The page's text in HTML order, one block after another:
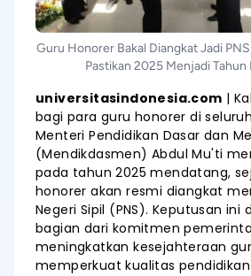
Guru Honorer Bakal Diangkat Jadi
Pastikan 2025 Menjadi Tahun
universitasindonesia.com |
bagi para guru honorer di
Menteri Pendidikan Dasar dan
(Mendikdasmen) Abdul Mu'ti
pada tahun 2025 mendatang,
honorer akan resmi diangkat
Negeri Sipil (PNS). Keputusan ini
bagian dari komitmen
meningkatkan kesejahteraan
memperkuat kualitas